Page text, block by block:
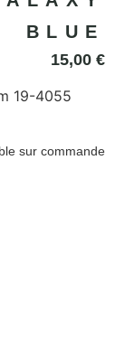
BLUE
15,00 €
19-4055
sur commande